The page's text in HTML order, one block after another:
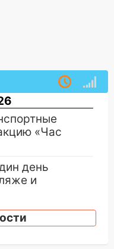
«Час
день
и